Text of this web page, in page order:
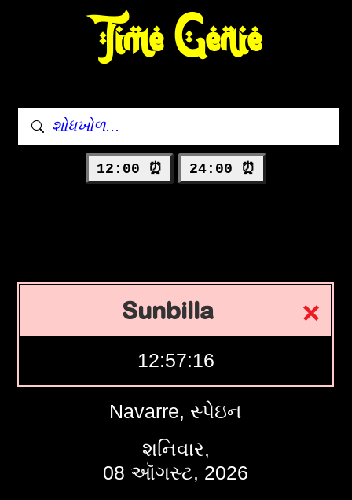
Time Genie
12:00 ⏰ 24:00 ⏰
Sunbilla
12:57:16
Navarre, સ્પેઇન
શનિવાર,
08 ઑગસ્ટ, 2026